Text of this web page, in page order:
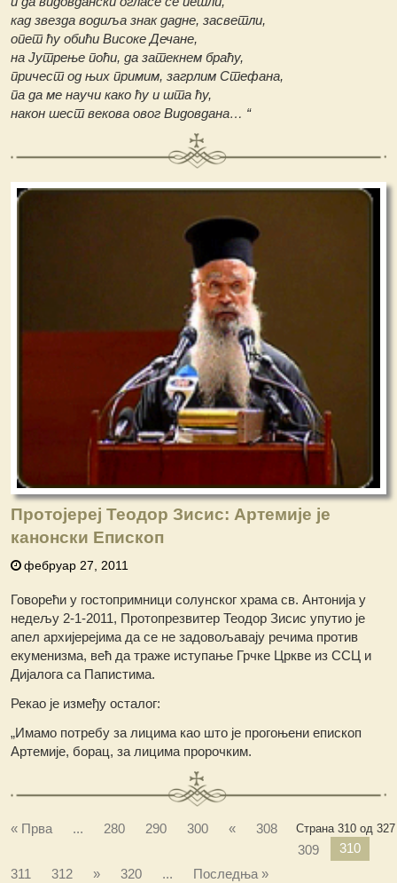
кад звезда водиља знак дадне, засветли,
опет ћу обићи Високе Дечане,
на Јутрење поћи, да затекнем браћу,
причест од њих примим, загрлим Стефана,
па да ме научи како ћу и шта ћу,
након шест векова овог Видовдана… “
Протојереј Теодор Зисис: Артемије је
канонски Епископ
фебруар 27, 2011
Говорећи у гостопримници солунског храма св. Антонија у
недељу 2-1-2011, Протопрезвитер Теодор Зисис упутио је
апел архијерејима да се не задовољавају речима против
екуменизма, већ да траже иступање Грчке Цркве из ССЦ и
Дијалога са Папистима.
Рекао је између осталог:
„Имамо потребу за лицима као што је прогоњени епископ
Артемије, борац, за лицима пророчким.
Страна 310 од 327
« Прва ... 280 290 300 «
308
309
310
311
312 » 320 ... Последња »